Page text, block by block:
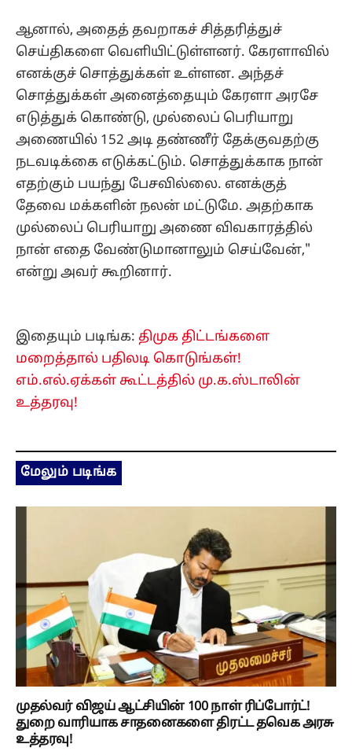
ஆனால், அதைத் தவறாகச் சித்தரித்துச்
செய்திகளை வெளியிட்டுள்ளனர். ​கேரளாவில்
எனக்குச் சொத்துக்கள் உள்ளன. அந்தச்
சொத்துக்கள் அனைத்தையும் கேரளா அரசே
எடுத்துக் கொண்டு, முல்லைப் பெரியாறு
அணையில் 152 அடி தண்ணீர் தேக்குவதற்கு
நடவடிக்கை எடுக்கட்டும். சொத்துக்காக நான்
எதற்கும் பயந்து பேசவில்லை. எனக்குத்
தேவை மக்களின் நலன் மட்டுமே. அதற்காக
முல்லைப் பெரியாறு அணை விவகாரத்தில்
நான் எதை வேண்டுமானாலும் செய்வேன்,"
என்று அவர் கூறினார்.
இதையும் படிங்க: திமுக திட்டங்களை
மறைத்தால் பதிலடி கொடுங்கள்!
எம்.எல்.ஏக்கள் கூட்டத்தில் மு.க.ஸ்டாலின்
உத்தரவு!
மேலும் படிங்க
முதல்வர் விஜய் ஆட்சியின் 100 நாள் ரிப்போர்ட்!
துறை வாரியாக சாதனைகளை திரட்ட தவெக அரசு
உத்தரவு!